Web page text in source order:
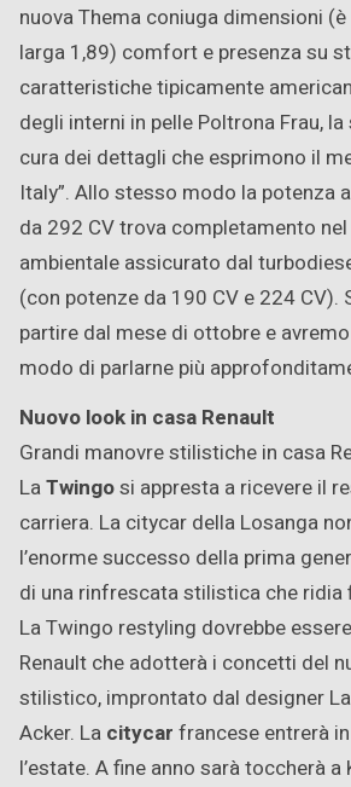
nuova Thema coniuga dimensioni
larga 1,89) comfort e presenza su
caratteristiche tipicamente
degli interni in pelle Poltrona Frau,
cura dei dettagli che esprimono il
Italy”. Allo stesso modo la potenza
da 292 CV trova completamento
ambientale assicurato dal
(con potenze da 190 CV e 224 CV).
partire dal mese di ottobre e
modo di parlarne più
Nuovo look in casa Renault
Grandi manovre stilistiche in casa
LaTwingosi appresta a ricevere il
carriera. La citycar della Losanga
l’enorme successo della prima
di una rinfrescata stilistica che ridia
La Twingo restyling dovrebbe
Renault che adotterà i concetti del
stilistico, improntato dal designer
Acker. La citycar francese entrerà
l’estate. A fine anno sarà toccherà